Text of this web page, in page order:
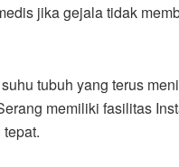
jika gejala tidak
tubuh yang terus
memiliki fasilitas